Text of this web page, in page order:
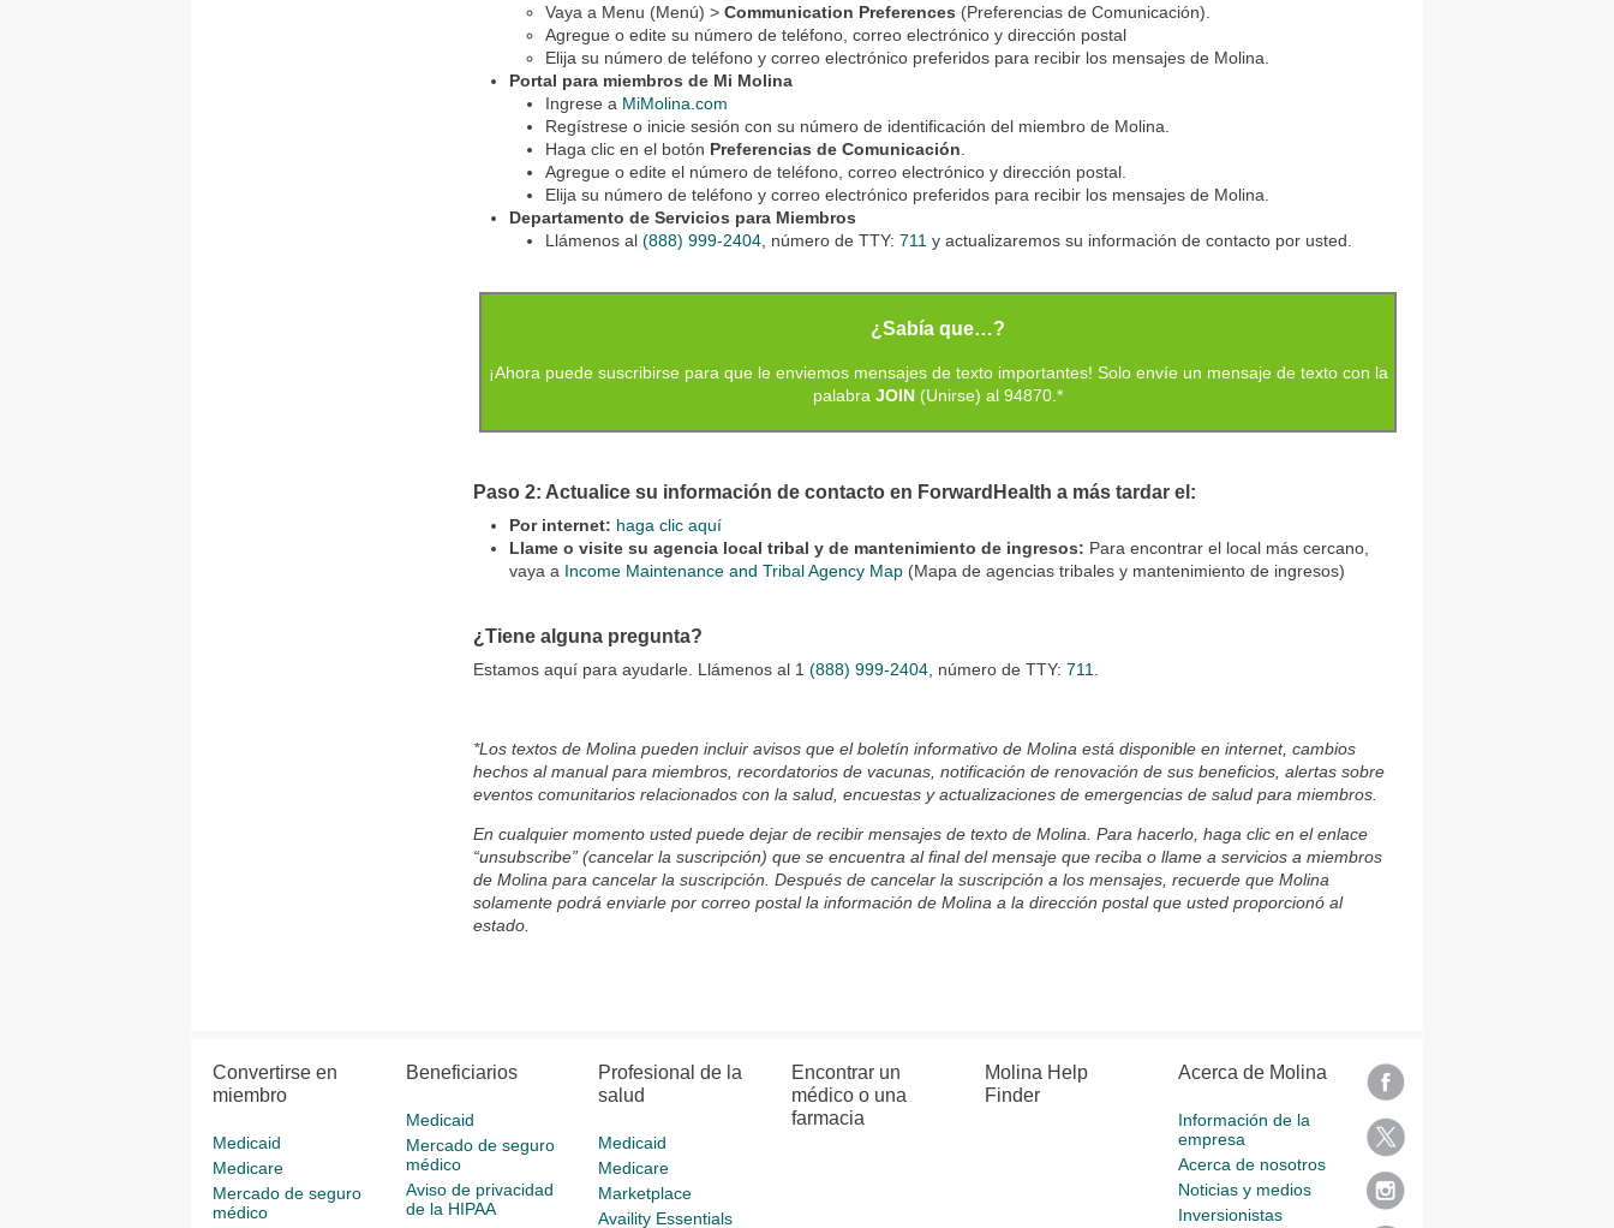
Vaya a Menu (Menú) >Communication Preferences (Preferencias de Comunicación).
Agregue o edite su número de teléfono, correo electrónico y dirección postal
Elija su número de teléfono y correo electrónico preferidos para recibir los mensajes de Molina.
Portal para miembros de Mi Molina
Ingrese a MiMolina.com
Regístrese o inicie sesión con su número de identificación del miembro de Molina.
Haga clic en el botón Preferencias de Comunicación
Agregue o edite el número de teléfono, correo electrónico y dirección postal.
Elija su número de teléfono y correo electrónico preferidos para recibir los mensajes de Molina.
Departamento de Servicios para Miembros
Llámenos al(888) 999-2404 , número de TTY:711 y actualizaremos su información de contacto por usted.
¿Sabía que…?
¡Ahora puede suscribirse para que le enviemos mensajes de texto importantes! Solo envíe un mensaje de texto con la
palabraJOIN (Unirse) al 94870.*
Paso 2: Actualice su información de contacto en ForwardHealth a más tardar el:
Por internet: haga clic aquí
Llame o visite su agencia local tribal y de mantenimiento de ingresos: Para encontrar el local más cercano,
vaya a Income Maintenance and Tribal Agency Map (Mapa de agencias tribales y mantenimiento de ingresos)
¿Tiene alguna pregunta?
Estamos aquí para ayudarle. Llámenos al 1(888) 999-2404, número de TTY:711.
*Los textos de Molina pueden incluir avisos que el boletín informativo de Molina está disponible en internet, cambios
hechos al manual para miembros, recordatorios de vacunas, notificación de renovación de sus beneficios, alertas sobre
eventos comunitarios relacionados con la salud, encuestas y actualizaciones de emergencias de salud para miembros.
En cualquier momento usted puede dejar de recibir mensajes de texto de Molina. Para hacerlo, haga clic en el enlace
“unsubscribe” (cancelar la suscripción) que se encuentra al final del mensaje que reciba o llame a servicios a miembros
de Molina para cancelar la suscripción. Después de cancelar la suscripción a los mensajes, recuerde que Molina
solamente podrá enviarle por correo postal la información de Molina a la dirección postal que usted proporcionó al
estado.
Convertirse en
miembro
Medicaid
Medicare
Mercado de seguro
médico
Beneficiarios
Medicaid
Mercado de seguro
médico
Aviso de privacidad
de la HIPAA
Profesional de la
salud
Medicaid
Medicare
Marketplace
Availity Essentials
Encontrar un
médico o una
farmacia
Molina Help
Finder
Acerca de Molina
Información de la
empresa
Acerca de nosotros
Noticias y medios
Inversionistas